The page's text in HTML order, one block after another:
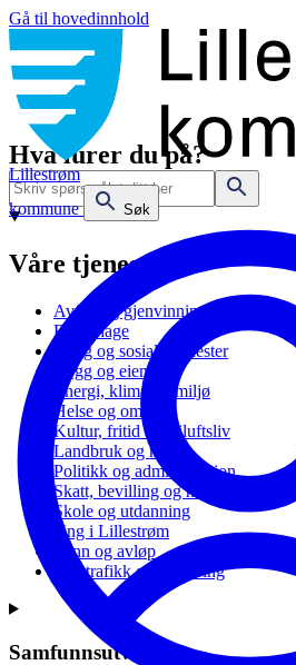
Gå til hovedinnhold
Lillestrøm
kommune
Søk
Hva lurer du på?
Våre tjenester
Avfall og gjenvinning
Barnehage
Bolig og sosiale tjenester
Bygg og eiendom
Energi, klima og miljø
Helse og omsorg
Kultur, fritid og friluftsliv
Landbruk og natur
Politikk og administrasjon
Skatt, bevilling og næring
Skole og utdanning
Ung i Lillestrøm
Vann og avløp
Vei, trafikk og parkering
Samfunnsutvikling